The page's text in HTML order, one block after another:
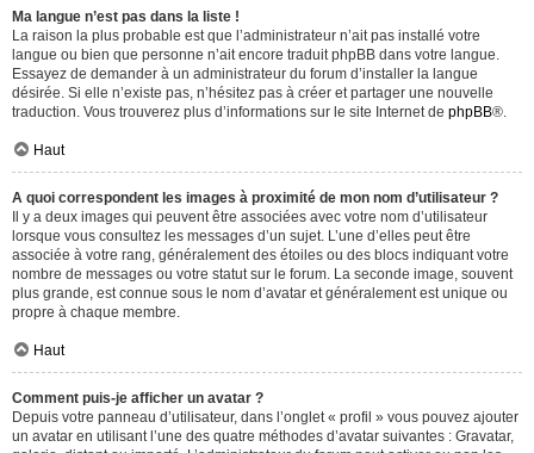
Ma langue n’est pas dans la liste !
La raison la plus probable est que l’administrateur n’ait pas installé votre
langue ou bien que personne n’ait encore traduit phpBB dans votre langue.
Essayez de demander à un administrateur du forum d’installer la langue
désirée. Si elle n’existe pas, n’hésitez pas à créer et partager une nouvelle
traduction. Vous trouverez plus d’informations sur le site Internet de phpBB®.
Haut
A quoi correspondent les images à proximité de mon nom d’utilisateur ?
Il y a deux images qui peuvent être associées avec votre nom d’utilisateur
lorsque vous consultez les messages d’un sujet. L’une d’elles peut être
associée à votre rang, généralement des étoiles ou des blocs indiquant votre
nombre de messages ou votre statut sur le forum. La seconde image, souvent
plus grande, est connue sous le nom d’avatar et généralement est unique ou
propre à chaque membre.
Haut
Comment puis-je afficher un avatar ?
Depuis votre panneau d’utilisateur, dans l’onglet « profil » vous pouvez ajouter
un avatar en utilisant l’une des quatre méthodes d’avatar suivantes : Gravatar,